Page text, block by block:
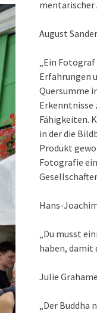
men­ta­ri­scher
August Sander
„Ein Fotograf
Erfahrungen
Quersumme
Erkenntnisse
Fähigkeiten.
in der die
Produkt
Fotografie
Hans-
„Du musst
haben, damit
Julie Grahame
„Der Buddha